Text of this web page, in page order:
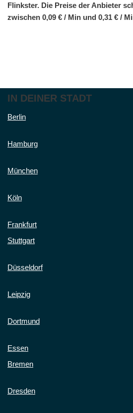
Flinkster. Die Preise der Anbieter
zwischen 0,09 € / Min und 0,31 € /
IN DEINER STADT
Berlin
Hamburg
München
Köln
Frankfurt
Stuttgart
Düsseldorf
Leipzig
Dortmund
Essen
Bremen
Dresden